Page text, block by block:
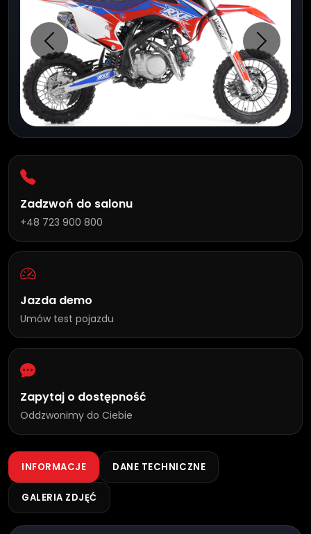
Poprzednie
Zadzwoń do salonu
+48 723 900 800
Jazda demo
Umów test pojazdu
Zapytaj o dostępność
Oddzwonimy do Ciebie
INFORMACJE DANE TECHNICZNE
GALERIA ZDJĘĆ